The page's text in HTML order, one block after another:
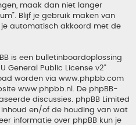
maak dan niet langer
Blijf je gebruik maken van
je automatisch akkoord met de
is een bulletinboardoplossing
General Public License v2”
worden via www.phpbb.com
www.phpbb.nl . De phpBB-
discussies. phpBB Limited
en/of de houding van wat
informatie over phpBB kun je